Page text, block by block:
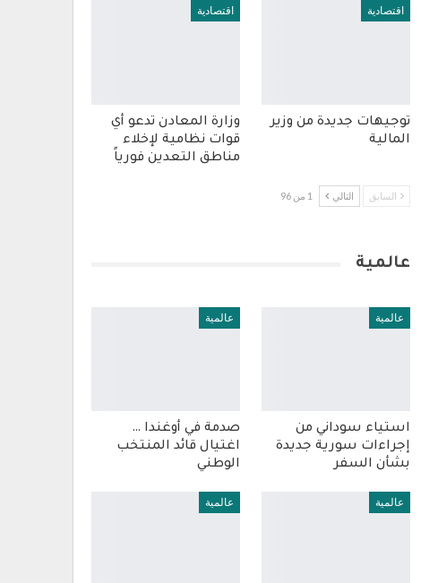
اقتصادية
توجيهات جديدة من وزير
المالية
اقتصادية
وزارة المعادن تدعو أي
قوات نظامية لإخلاء
مناطق التعدين فورياً
السابق التالي 1 من 96
عالمية
عالمية
استياء سوداني من
إجراءات سورية جديدة
بشأن السفر
عالمية
صدمة في أوغندا …
اغتيال قائد المنتخب
الوطني
عالمية عالمية